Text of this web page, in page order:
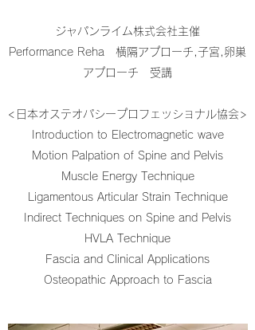
ジャパンライム株式会社主催
Performance Reha 横隔アプローチ,子宮,卵巣
アプローチ 受講
​<日本オステオパシープロフェッショナル協会>
Introduction to Electromagnetic wave
Motion Palpation of Spine and Pelvis
Muscle Energy Technique
Ligamentous Articular Strain Technique
Indirect Techniques on Spine and Pelvis
HVLA Technique
Fascia and Clinical Applications
Osteopathic Approach to Fascia